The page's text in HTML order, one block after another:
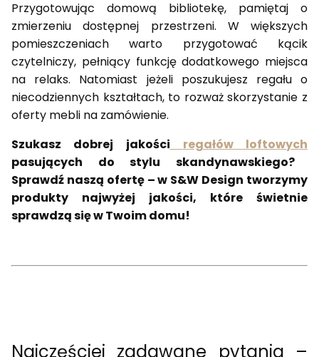
Przygotowując domową bibliotekę, pamiętaj o
zmierzeniu dostępnej przestrzeni. W większych
pomieszczeniach warto przygotować kącik
czytelniczy, pełniący funkcję dodatkowego miejsca
na relaks. Natomiast jeżeli poszukujesz regału o
niecodziennych kształtach, to rozważ skorzystanie z
oferty mebli na zamówienie.
Szukasz dobrej jakości
regałów loftowych
pasujących do stylu skandynawskiego?
Sprawdź naszą ofertę – w S&W Design tworzymy
produkty najwyżej jakości, które świetnie
sprawdzą się w Twoim domu!
Najczęściej zadawane pytania –